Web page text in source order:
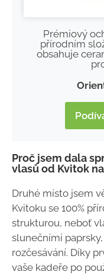
Prémiový
přírodním
obsahuje
Proč jsem dala
vlasů od Kvitok
Druhé místo jsem
Kvitoku se 100%
strukturou, neboť
slunečními
rozčesávání. Díky
vaše kadeře po